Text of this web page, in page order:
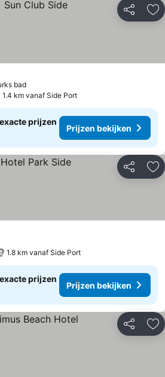
Delen
bad
1.4 km vanaf Side Port
prijzen
Prijzen bekijken
Delen
1.8 km vanaf Side Port
prijzen
Prijzen bekijken
Delen